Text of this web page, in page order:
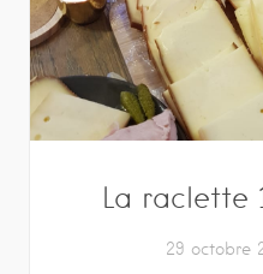
La raclette
29 octobre